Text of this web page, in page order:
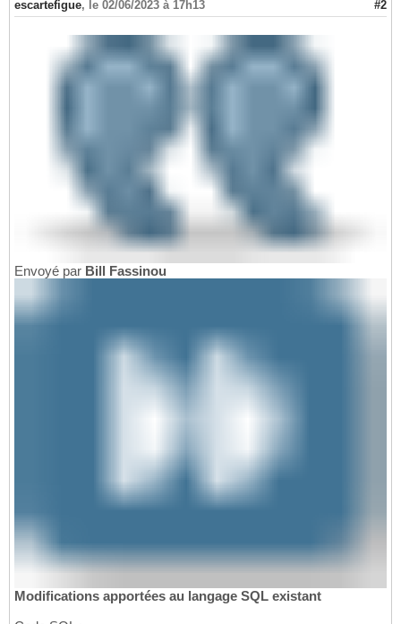
escartefigue, le 02/06/2023 à 17h13 #2
Envoyé par Bill Fassinou
Modifications apportées au langage SQL existant